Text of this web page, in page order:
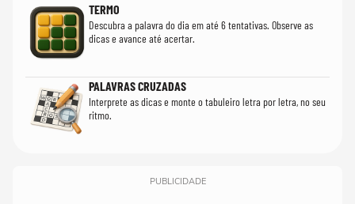
TERMO
Descubra a palavra do dia em até 6 tentativas. Observe as
dicas e avance até acertar.
PALAVRAS CRUZADAS
Interprete as dicas e monte o tabuleiro letra por letra, no seu
ritmo.
PUBLICIDADE